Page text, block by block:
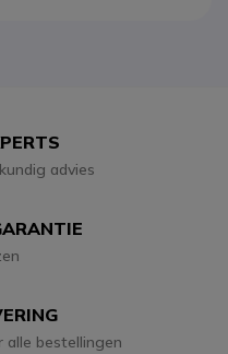
advies
alle bestellingen